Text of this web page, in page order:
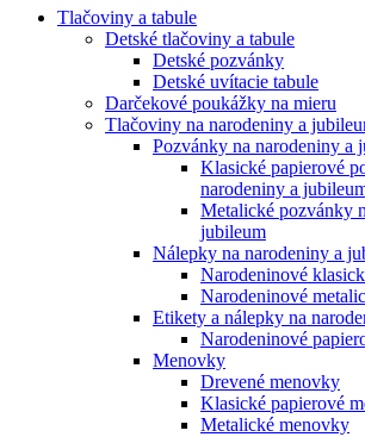
Tlačoviny a tabule
Detské tlačoviny a tabule
Detské pozvánky
Detské uvítacie tabule
Darčekové poukážky na mieru
Tlačoviny na narodeniny a
Pozvánky na narodeniny a
Klasické papierové
narodeniny a
Metalické pozvánky
jubileum
Nálepky na narodeniny a
Narodeninové
Narodeninové
Etikety a nálepky na
Narodeninové
Menovky
Drevené menovky
Klasické papierové
Metalické menovky